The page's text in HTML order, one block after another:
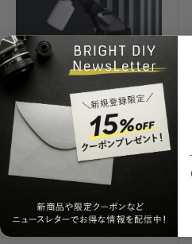
セ
¥22,000 JPY
コンセント・水道不要で洗
車もお掃除もこれ一台！携
帯型高圧洗浄機【HOTO
HPWM X6】